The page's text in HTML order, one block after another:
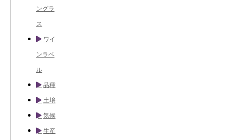
ングラ
ス
ワイ
ンラベ
ル
品種
土壌
気候
生産